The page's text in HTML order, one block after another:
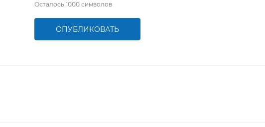
Осталось 1000 символов
ОПУБЛИКОВАТЬ